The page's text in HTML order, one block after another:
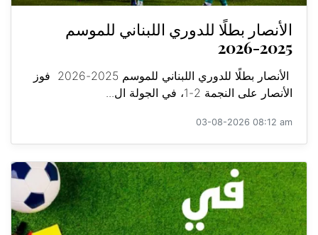
الأنصار بطلًا للدوري اللبناني للموسم
2025-2026
الأنصار بطلًا للدوري اللبناني للموسم 2025-2026 فوز
الأنصار على النجمة 2-1، في الجولة ال...
03-08-2026 08:12 am